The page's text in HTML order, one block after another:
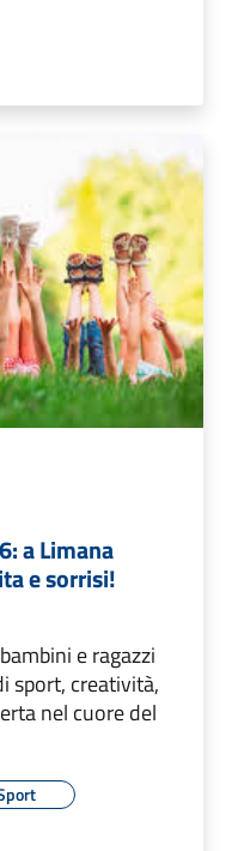
a Limana
e sorrisi!
e ragazzi
sport, creatività,
nel cuore del